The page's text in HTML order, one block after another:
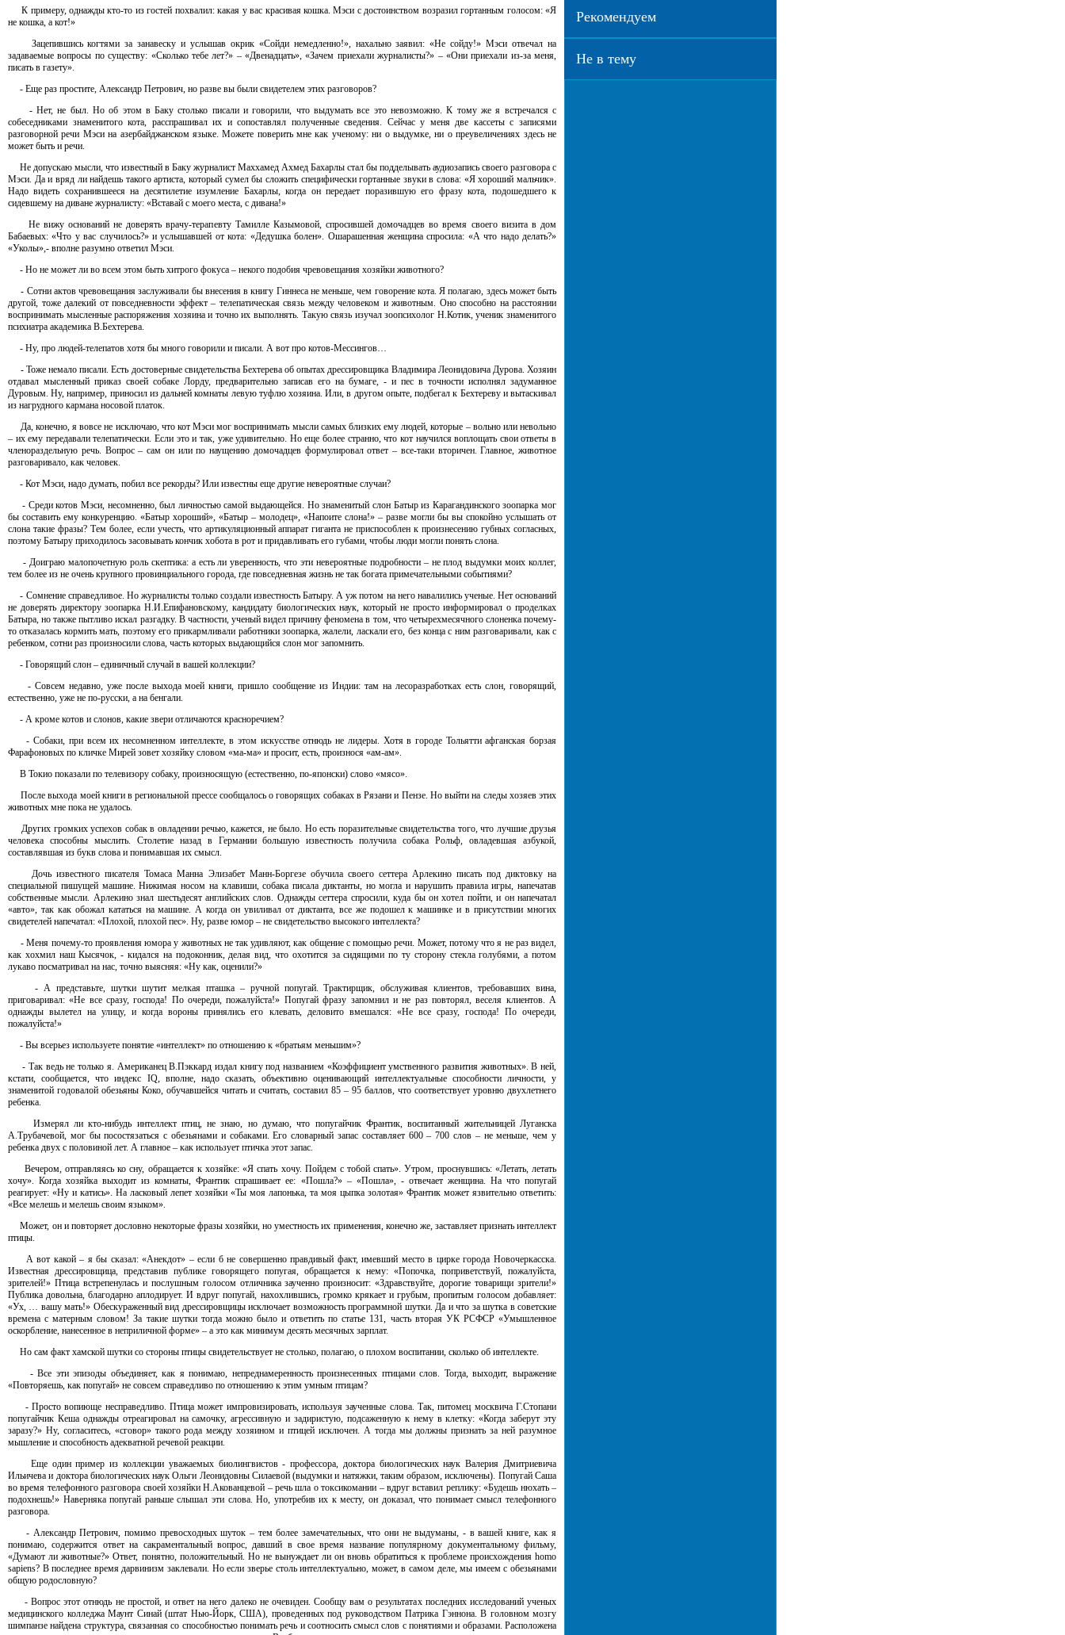
Рекомендуем
Не в тему
К примеру, однажды кто-то из гостей похвалил: какая у вас красивая кошка. Мэси с достоинством возразил гортанным голосом: «Я
не кошка, а кот!»
Зацепившись когтями за занавеску и услышав окрик «Сойди немедленно!», нахально заявил: «Не сойду!» Мэси отвечал на
задаваемые вопросы по существу: «Сколько тебе лет?» – «Двенадцать», «Зачем приехали журналисты?» – «Они приехали из-за меня,
писать в газету».
- Еще раз простите, Александр Петрович, но разве вы были свидетелем этих разговоров?
- Нет, не был. Но об этом в Баку столько писали и говорили, что выдумать все это невозможно. К тому же я встречался с
собеседниками знаменитого кота, расспрашивал их и сопоставлял полученные сведения. Сейчас у меня две кассеты с записями
разговорной речи Мэси на азербайджанском языке. Можете поверить мне как ученому: ни о выдумке, ни о преувеличениях здесь не
может быть и речи.
Не допускаю мысли, что известный в Баку журналист Маххамед Ахмед Бахарлы стал бы подделывать аудиозапись своего разговора с
Мэси. Да и вряд ли найдешь такого артиста, который сумел бы сложить специфически гортанные звуки в слова: «Я хороший мальчик».
Надо видеть сохранившееся на десятилетие изумление Бахарлы, когда он передает поразившую его фразу кота, подошедшего к
сидевшему на диване журналисту: «Вставай с моего места, с дивана!»
Не вижу оснований не доверять врачу-терапевту Тамилле Казымовой, спросившей домочадцев во время своего визита в дом
Бабаевых: «Что у вас случилось?» и услышавшей от кота: «Дедушка болен». Ошарашенная женщина спросила: «А что надо делать?»
«Уколы»,- вполне разумно ответил Мэси.
- Но не может ли во всем этом быть хитрого фокуса – некого подобия чревовещания хозяйки животного?
- Сотни актов чревовещания заслуживали бы внесения в книгу Гиннеса не меньше, чем говорение кота. Я полагаю, здесь может быть
другой, тоже далекий от повседневности эффект – телепатическая связь между человеком и животным. Оно способно на расстоянии
воспринимать мысленные распоряжения хозяина и точно их выполнять. Такую связь изучал зоопсихолог Н.Котик, ученик знаменитого
психиатра академика В.Бехтерева.
- Ну, про людей-телепатов хотя бы много говорили и писали. А вот про котов-Мессингов…
- Тоже немало писали. Есть достоверные свидетельства Бехтерева об опытах дрессировщика Владимира Леонидовича Дурова. Хозяин
отдавал мысленный приказ своей собаке Лорду, предварительно записав его на бумаге, - и пес в точности исполнял задуманное
Дуровым. Ну, например, приносил из дальней комнаты левую туфлю хозяина. Или, в другом опыте, подбегал к Бехтереву и вытаскивал
из нагрудного кармана носовой платок.
Да, конечно, я вовсе не исключаю, что кот Мэси мог воспринимать мысли самых близких ему людей, которые – вольно или невольно
– их ему передавали телепатически. Если это и так, уже удивительно. Но еще более странно, что кот научился воплощать свои ответы в
членораздельную речь. Вопрос – сам он или по наущению домочадцев формулировал ответ – все-таки вторичен. Главное, животное
разговаривало, как человек.
- Кот Мэси, надо думать, побил все рекорды? Или известны еще другие невероятные случаи?
- Среди котов Мэси, несомненно, был личностью самой выдающейся. Но знаменитый слон Батыр из Карагандинского зоопарка мог
бы составить ему конкуренцию. «Батыр хороший», «Батыр – молодец», «Напоите слона!» – разве могли бы вы спокойно услышать от
слона такие фразы? Тем более, если учесть, что артикуляционный аппарат гиганта не приспособлен к произнесению губных согласных,
поэтому Батыру приходилось засовывать кончик хобота в рот и придавливать его губами, чтобы люди могли понять слона.
- Доиграю малопочетную роль скептика: а есть ли уверенность, что эти невероятные подробности – не плод выдумки моих коллег,
тем более из не очень крупного провинциального города, где повседневная жизнь не так богата примечательными событиями?
- Сомнение справедливое. Но журналисты только создали известность Батыру. А уж потом на него навалились ученые. Нет оснований
не доверять директору зоопарка Н.И.Епифановскому, кандидату биологических наук, который не просто информировал о проделках
Батыра, но также пытливо искал разгадку. В частности, ученый видел причину феномена в том, что четырехмесячного слоненка почему-
то отказалась кормить мать, поэтому его прикармливали работники зоопарка, жалели, ласкали его, без конца с ним разговаривали, как с
ребенком, сотни раз произносили слова, часть которых выдающийся слон мог запомнить.
- Говорящий слон – единичный случай в вашей коллекции?
- Совсем недавно, уже после выхода моей книги, пришло сообщение из Индии: там на лесоразработках есть слон, говорящий,
естественно, уже не по-русски, а на бенгали.
- А кроме котов и слонов, какие звери отличаются красноречием?
- Собаки, при всем их несомненном интеллекте, в этом искусстве отнюдь не лидеры. Хотя в городе Тольятти афганская борзая
Фарафоновых по кличке Мирей зовет хозяйку словом «ма-ма» и просит, есть, произнося «ам-ам».
В Токио показали по телевизору собаку, произносящую (естественно, по-японски) слово «мясо».
После выхода моей книги в региональной прессе сообщалось о говорящих собаках в Рязани и Пензе. Но выйти на следы хозяев этих
животных мне пока не удалось.
Других громких успехов собак в овладении речью, кажется, не было. Но есть поразительные свидетельства того, что лучшие друзья
человека способны мыслить. Столетие назад в Германии большую известность получила собака Рольф, овладевшая азбукой,
составлявшая из букв слова и понимавшая их смысл.
Дочь известного писателя Томаса Манна Элизабет Манн-Боргезе обучила своего сеттера Арлекино писать под диктовку на
специальной пишущей машине. Нижимая носом на клавиши, собака писала диктанты, но могла и нарушить правила игры, напечатав
собственные мысли. Арлекино знал шестьдесят английских слов. Однажды сеттера спросили, куда бы он хотел пойти, и он напечатал
«авто», так как обожал кататься на машине. А когда он увиливал от диктанта, все же подошел к машинке и в присутствии многих
свидетелей напечатал: «Плохой, плохой пес». Ну, разве юмор – не свидетельство высокого интеллекта?
- Меня почему-то проявления юмора у животных не так удивляют, как общение с помощью речи. Может, потому что я не раз видел,
как хохмил наш Кысячок, - кидался на подоконник, делая вид, что охотится за сидящими по ту сторону стекла голубями, а потом
лукаво посматривал на нас, точно выясняя: «Ну как, оценили?»
- А представьте, шутки шутит мелкая пташка – ручной попугай. Трактирщик, обслуживая клиентов, требовавших вина,
приговаривал: «Не все сразу, господа! По очереди, пожалуйста!» Попугай фразу запомнил и не раз повторял, веселя клиентов. А
однажды вылетел на улицу, и когда вороны принялись его клевать, деловито вмешался: «Не все сразу, господа! По очереди,
пожалуйста!»
- Вы всерьез используете понятие «интеллект» по отношению к «братьям меньшим»?
- Так ведь не только я. Американец В.Пэккард издал книгу под названием «Коэффициент умственного развития животных». В ней,
кстати, сообщается, что индекс IQ, вполне, надо сказать, объективно оценивающий интеллектуальные способности личности, у
знаменитой годовалой обезьяны Коко, обучавшейся читать и считать, составил 85 – 95 баллов, что соответствует уровню двухлетнего
ребенка.
Измерял ли кто-нибудь интеллект птиц, не знаю, но думаю, что попугайчик Франтик, воспитанный жительницей Луганска
А.Трубачевой, мог бы посостязаться с обезьянами и собаками. Его словарный запас составляет 600 – 700 слов – не меньше, чем у
ребенка двух с половиной лет. А главное – как использует птичка этот запас.
Вечером, отправляясь ко сну, обращается к хозяйке: «Я спать хочу. Пойдем с тобой спать». Утром, проснувшись: «Летать, летать
хочу». Когда хозяйка выходит из комнаты, Франтик спрашивает ее: «Пошла?» – «Пошла», - отвечает женщина. На что попугай
реагирует: «Ну и катись». На ласковый лепет хозяйки «Ты моя лапонька, та моя цыпка золотая» Франтик может язвительно ответить:
«Все мелешь и мелешь своим языком».
Может, он и повторяет дословно некоторые фразы хозяйки, но уместность их применения, конечно же, заставляет признать интеллект
птицы.
А вот какой – я бы сказал: «Анекдот» – если б не совершенно правдивый факт, имевший место в цирке города Новочеркасска.
Известная дрессировщица, представив публике говорящего попугая, обращается к нему: «Попочка, поприветствуй, пожалуйста,
зрителей!» Птица встрепенулась и послушным голосом отличника заученно произносит: «Здравствуйте, дорогие товарищи зрители!»
Публика довольна, благодарно аплодирует. И вдруг попугай, нахохлившись, громко крякает и грубым, пропитым голосом добавляет:
«Ух, … вашу мать!» Обескураженный вид дрессировщицы исключает возможность программной шутки. Да и что за шутка в советские
времена с матерным словом! За такие шутки тогда можно было и ответить по статье 131, часть вторая УК РСФСР «Умышленное
оскорбление, нанесенное в неприличной форме» – а это как минимум десять месячных зарплат.
Но сам факт хамской шутки со стороны птицы свидетельствует не столько, полагаю, о плохом воспитании, сколько об интеллекте.
- Все эти эпизоды объединяет, как я понимаю, непреднамеренность произнесенных птицами слов. Тогда, выходит, выражение
«Повторяешь, как попугай» не совсем справедливо по отношению к этим умным птицам?
- Просто вопиюще несправедливо. Птица может импровизировать, используя заученные слова. Так, питомец москвича Г.Стопани
попугайчик Кеша однажды отреагировал на самочку, агрессивную и задиристую, подсаженную к нему в клетку: «Когда заберут эту
заразу?» Ну, согласитесь, «сговор» такого рода между хозяином и птицей исключен. А тогда мы должны признать за ней разумное
мышление и способность адекватной речевой реакции.
Еще один пример из коллекции уважаемых биолингвистов - профессора, доктора биологических наук Валерия Дмитриевича
Ильичева и доктора биологических наук Ольги Леонидовны Силаевой (выдумки и натяжки, таким образом, исключены). Попугай Саша
во время телефонного разговора своей хозяйки Н.Акованцевой – речь шла о токсикомании – вдруг вставил реплику: «Будешь нюхать –
подохнешь!» Наверняка попугай раньше слышал эти слова. Но, употребив их к месту, он доказал, что понимает смысл телефонного
разговора.
- Александр Петрович, помимо превосходных шуток – тем более замечательных, что они не выдуманы, - в вашей книге, как я
понимаю, содержится ответ на сакраментальный вопрос, давший в свое время название популярному документальному фильму,
«Думают ли животные?» Ответ, понятно, положительный. Но не вынуждает ли он вновь обратиться к проблеме происхождения homo
sapiens? В последнее время дарвинизм заклевали. Но если зверье столь интеллектуально, может, в самом деле, мы имеем с обезьянами
общую родословную?
- Вопрос этот отнюдь не простой, и ответ на него далеко не очевиден. Сообщу вам о результатах последних исследований ученых
медицинского колледжа Маунт Синай (штат Нью-Йорк, США), проведенных под руководством Патрика Гэннона. В головном мозгу
шимпанзе найдена структура, связанная со способностью понимать речь и соотносить смысл слов с понятиями и образами. Расположена